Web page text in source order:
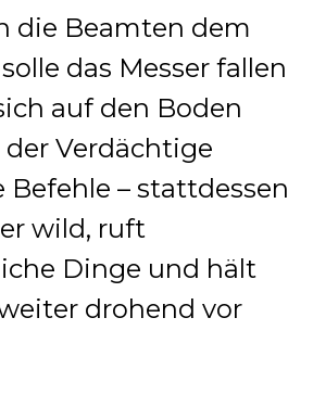
die Beamten dem
das Messer fallen
auf den Boden
der Verdächtige
– stattdessen
wild, ruft
Dinge und hält
drohend vor